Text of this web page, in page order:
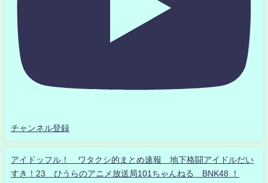
チャンネル登録
アイドッフル！ ワタクシ的まとめ速報 地下格闘アイドルだい
すき！23 ひうらのアニメ放送局101ちゃんねる BNK48 ！